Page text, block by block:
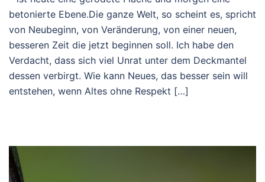
betonierte Ebene.Die ganze Welt, so scheint es, spricht
von Neubeginn, von Veränderung, von einer neuen,
besseren Zeit die jetzt beginnen soll. Ich habe den
Verdacht, dass sich viel Unrat unter dem Deckmantel
dessen verbirgt. Wie kann Neues, das besser sein will
entstehen, wenn Altes ohne Respekt […]